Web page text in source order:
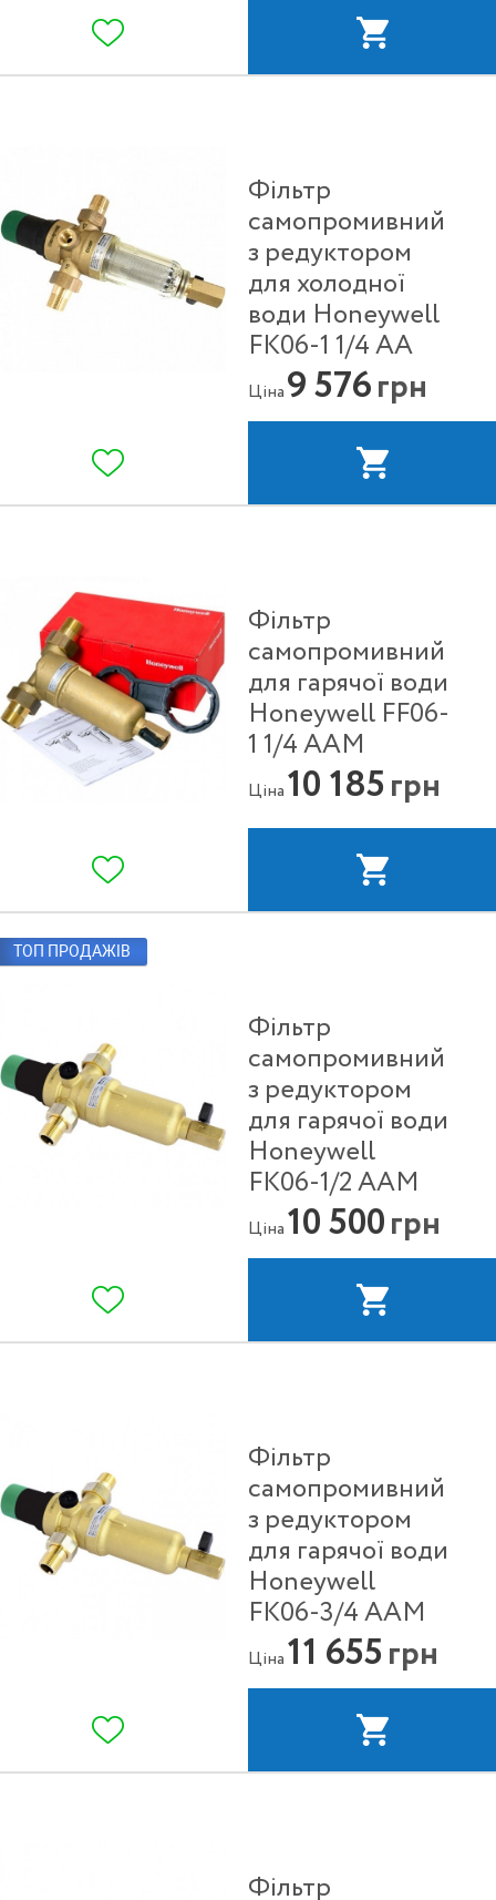
Фільтр
самопромивний
з редуктором
для холодної
води Honeywell
FK06-1 1/4 АА
Ціна9 576грн
Фільтр
самопромивний
для гарячої води
Honeywell FF06-
1 1/4 ААМ
Ціна10 185грн
ТОП ПРОДАЖІВ
Фільтр
самопромивний
з редуктором
для гарячої води
Honeywell
FK06-1/2 ААM
Ціна10 500грн
Фільтр
самопромивний
з редуктором
для гарячої води
Honeywell
FK06-3/4 ААM
Ціна11 655грн
Фільтр